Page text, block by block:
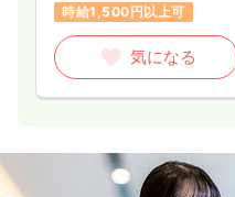
時給1,500円以上可
気になる